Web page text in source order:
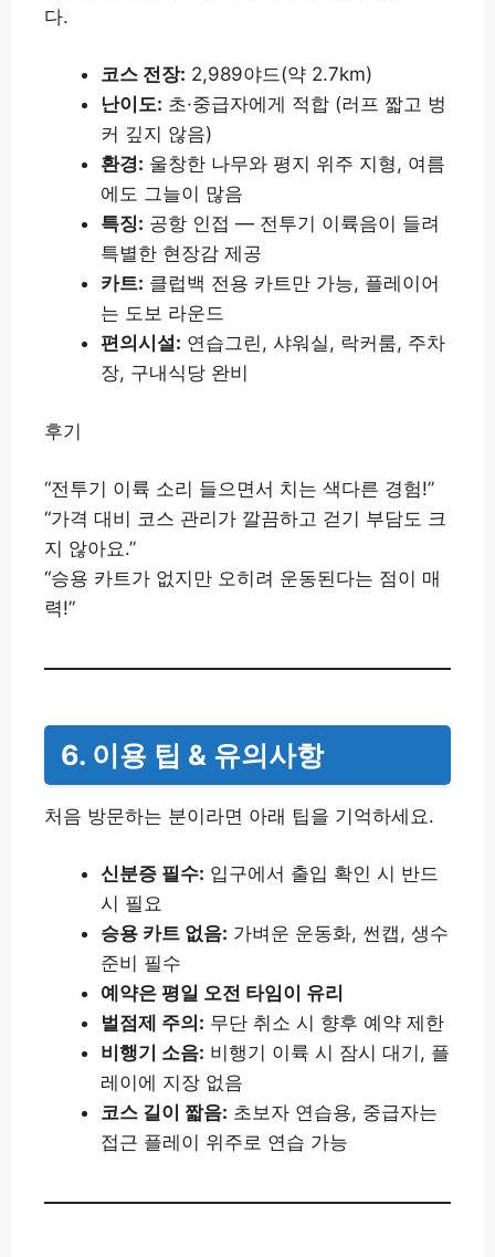
다.
코스 전장: 2,989야드(약 2.7km)
난이도: 초·중급자에게 적합 (러프 짧고 벙
커 깊지 않음)
환경: 울창한 나무와 평지 위주 지형, 여름
에도 그늘이 많음
특징: 공항 인접 — 전투기 이륙음이 들려
특별한 현장감 제공
카트: 클럽백 전용 카트만 가능, 플레이어
는 도보 라운드
편의시설: 연습그린, 샤워실, 락커룸, 주차
장, 구내식당 완비
후기
“전투기 이륙 소리 들으면서 치는 색다른 경험!”
“가격 대비 코스 관리가 깔끔하고 걷기 부담도 크
지 않아요.”
“승용 카트가 없지만 오히려 운동된다는 점이 매
력!”
6. 이용 팁 & 유의사항
처음 방문하는 분이라면 아래 팁을 기억하세요.
신분증 필수: 입구에서 출입 확인 시 반드
시 필요
승용 카트 없음: 가벼운 운동화, 썬캡, 생수
준비 필수
예약은 평일 오전 타임이 유리
벌점제 주의: 무단 취소 시 향후 예약 제한
비행기 소음: 비행기 이륙 시 잠시 대기, 플
레이에 지장 없음
코스 길이 짧음: 초보자 연습용, 중급자는
접근 플레이 위주로 연습 가능